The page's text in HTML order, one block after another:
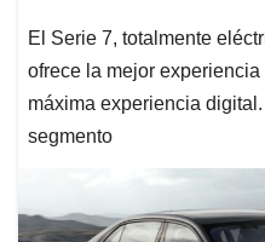
El Serie 7, totalmente
ofrece la mejor
máxima experiencia
segmento